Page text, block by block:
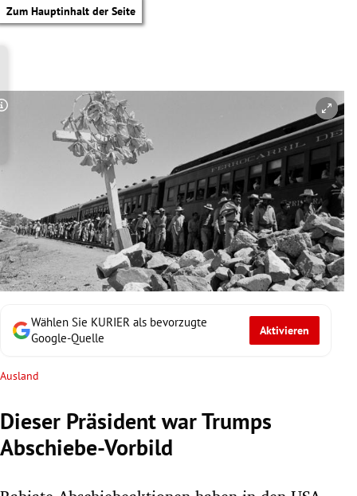
Zum Hauptinhalt der Seite
Untermenü
Untermenü
Untermenü
Untermenü
Untermenü
Wählen Sie KURIER als bevorzugte
Google-Quelle
Aktivieren
Ausland
Dieser Präsident war Trumps
Abschiebe-Vorbild
Copyright-Hinweis öffnen/schließen